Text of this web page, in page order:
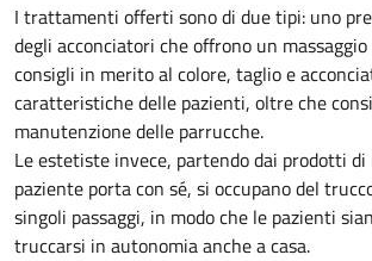
I trattamenti offerti sono di due tipi: uno
degli acconciatori che offrono un
consigli in merito al colore, taglio e
caratteristiche delle pazienti, oltre che
manutenzione delle parrucche.
Le estetiste invece, partendo dai prodotti di
paziente porta con sé, si occupano del
singoli passaggi, in modo che le pazienti
truccarsi in autonomia anche a casa.